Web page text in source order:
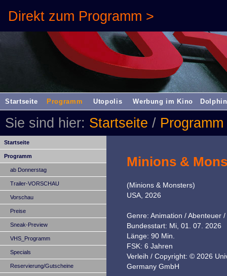
Direkt zum Programm >
Startseite Programm Utopolis Werbung im Kino
Sie sind hier: Startseite / Programm
Startseite
Programm
ab Donnerstag
Trailer-VORSCHAU
Vorschau
Preise
Sneak-Preview
VHS_Programm
Specials
Reservierung/Gutscheine
Minions &
(Minions & Monsters)
USA, 2026
Genre: Animation / Abenteuer
Bundesstart: Mi, 01. 07. 2026
Länge: 90 Min.
FSK: 6 Jahren
Verleih / Copyright: © 2026
Germany GmbH